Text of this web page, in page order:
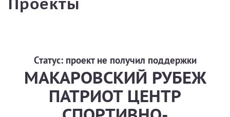
Статус: проект не получил поддержки
МАКАРОВСКИЙ РУБЕЖ
ПАТРИОТ ЦЕНТР